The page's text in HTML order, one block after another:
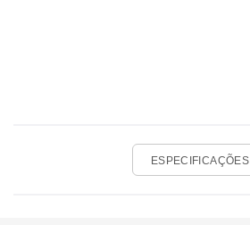
ESPECIFICAÇÕES